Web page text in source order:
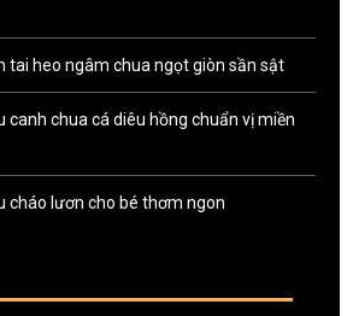
tai heo ngâm chua ngọt giòn sần sật
canh chua cá diêu hồng chuẩn vị miền
cháo lươn cho bé thơm ngon